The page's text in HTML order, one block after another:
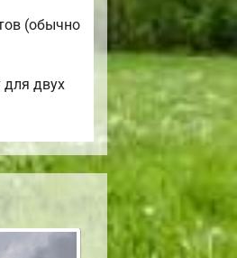
(обычно
для двух